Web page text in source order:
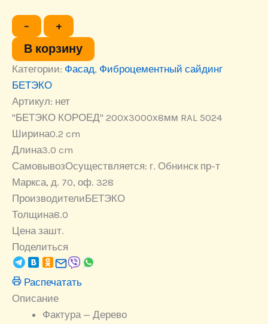
−
Количество
товара
Фиброцементный
сайдинг
"БЕТЭКО
КОРОЕД"
200х3000х8мм
RAL
5024
+
В корзину
Категории: Фасад, Фиброцементный сайдинг
БЕТЭКО
Артикул: нет
"БЕТЭКО КОРОЕД" 200х3000х8мм RAL 5024
Ширина0.2 cm
Длина3.0 cm
СамовывозОсуществляется: г. Обнинск пр-т
Маркса, д. 70, оф. 328
ПроизводителиБЕТЭКО
Толщина8.0
Цена зашт.
Поделиться
Распечатать
Описание
Фактура — Дерево